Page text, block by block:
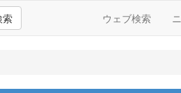
索 ウェブ検索